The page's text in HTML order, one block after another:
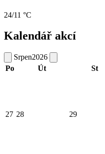
24/11 °C
Kalendář akcí
Srpen2026
Po
Út St
27 28 29